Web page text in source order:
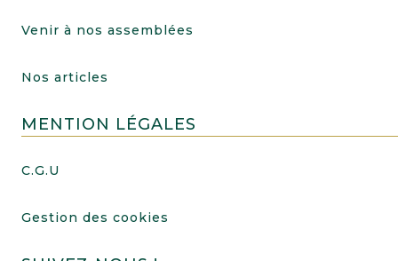
Venir à nos assemblées
Nos articles
MENTION LÉGALES
C.G.U
Gestion des cookies